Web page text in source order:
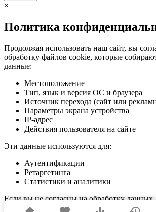
×
Политика
Продолжая использовать наш сайт, вы
обработку файлов cookie, которые
данные:
Местоположение
Тип, язык и версия ОС и браузера
Источник перехода (сайт или
Параметры экрана устройства
IP-адрес
Действия пользователя на сайте
Эти данные используются для:
Аутентификации
Ретаргетинга
Статистики и аналитики
Если вы не согласны на обработку
покиньте сайт.